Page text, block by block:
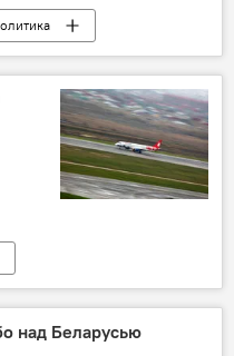
Экономика
курорт
над Беларусью